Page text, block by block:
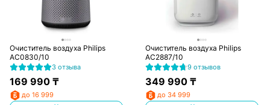
Очиститель воздуха Philips
AC0830/10
3 отзыва
169 990₸
до 16 999
Очиститель воздуха Philips
AC2887/10
9 отзывов
349 990 ₸
до 34 999